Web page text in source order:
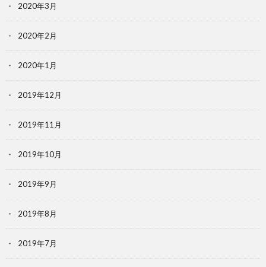
2020年3月
2020年2月
2020年1月
2019年12月
2019年11月
2019年10月
2019年9月
2019年8月
2019年7月